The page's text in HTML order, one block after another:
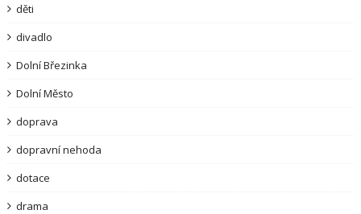
děti
divadlo
Dolní Březinka
Dolní Město
doprava
dopravní nehoda
dotace
drama